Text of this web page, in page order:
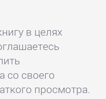
в целях
со своего
просмотра.